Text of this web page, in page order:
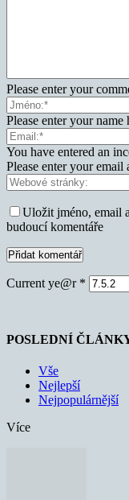
Please enter your
Please enter your name
You have entered an
Please enter your email
Uložit jméno, email
budoucí komentáře
Current ye@r *
POSLEDNÍ
Vše
Nejlepší
Nejpopulárnější
Více